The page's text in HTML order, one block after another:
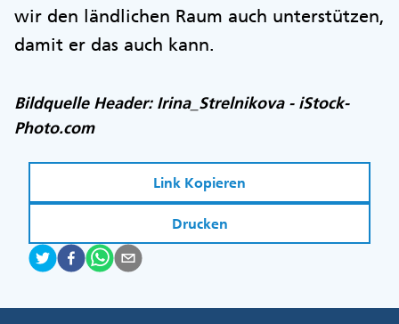
wir den ländlichen Raum auch unterstützen,
damit er das auch kann.
Bildquelle Header: Irina_Strelnikova - iStock-
Photo.com
Link Kopieren
Drucken